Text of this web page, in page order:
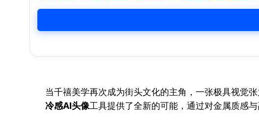
当千禧美学再次成为街头文化的主角，一张极具视觉
冷感AI头像工具提供了全新的可能，通过对金属质感